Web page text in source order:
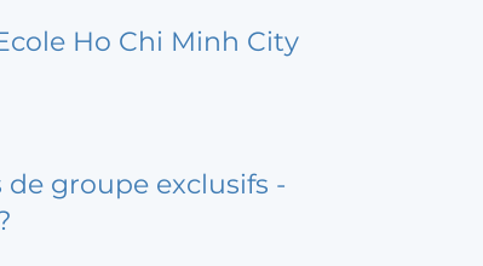
Ho Chi Minh City
groupe exclusifs -